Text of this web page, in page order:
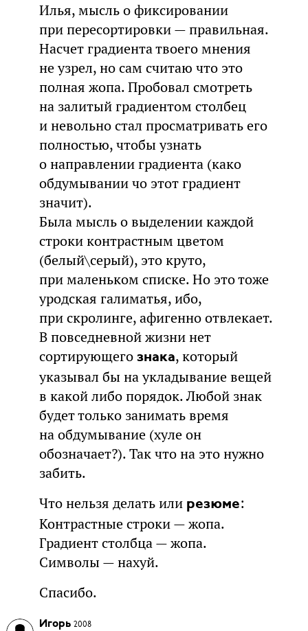
Илья, мысль о фиксировании
при пересортировки — правильная.
Насчет градиента твоего мнения
не узрел, но сам считаю что это
полная жопа. Пробовал смотреть
на залитый градиентом столбец
и невольно стал просматривать его
полностью, чтобы узнать
о направлении градиента (како
обдумывании чо этот градиент
значит).
Была мысль о выделении каждой
строки контрастным цветом
(белый\серый), это круто,
при маленьком списке. Но это тоже
уродская галиматья, ибо,
при скролинге, афигенно отвлекает.
В повседневной жизни нет
сортирующего знака, который
указывал бы на укладывание вещей
в какой либо порядок. Любой знак
будет только занимать время
на обдумывание (хуле он
обозначает?). Так что на это нужно
забить.
Что нельзя делать или резюме:
Контрастные строки — жопа.
Градиент столбца — жопа.
Символы — нахуй.
Спасибо.
Игорь 2008